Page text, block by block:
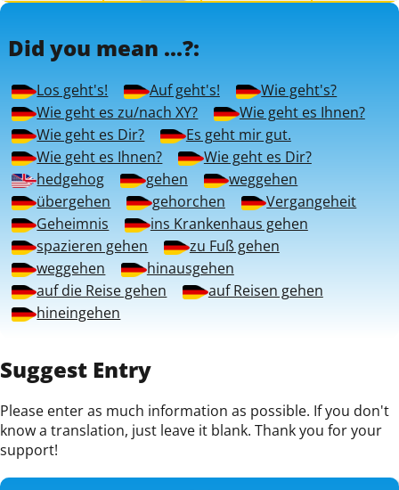
Did you mean ...?:
Los geht's! Auf geht's!
Wie geht's?
Wie geht es zu/nach XY?
Wie geht es Ihnen?
Wie geht es Dir?
Es geht mir gut.
Wie geht es Ihnen?
Wie geht es Dir?
hedgehog
gehen
weggehen
übergehen
gehorchen
Vergangeheit
Geheimnis
ins Krankenhaus gehen
spazieren gehen
zu Fuß gehen
weggehen
hinausgehen
auf die Reise gehen
auf Reisen gehen
hineingehen
Suggest Entry
Please enter as much information as possible. If you don't
know a translation, just leave it blank. Thank you for your
support!